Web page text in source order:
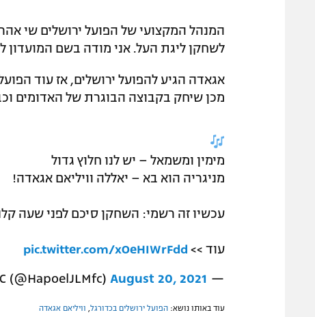
המנהל המקצועי של הפועל ירושלים שי
לשחקן ליגת העל. אני מודה בשם המועדון
אגאדה הגיע להפועל ירושלים, אז עוד
מכן שיחק בקבוצה הבוגרת של האדומים וכבש 26 שערים בליגה
מימין ומשמאל – יש לנו חלוץ גדול
מניגריה הוא בא – יאללה וויליאם אגאדה!
עכשיו זה רשמי: השחקן סיכם לפני שעה
עוד >> pic.twitter.com/xOeHIWrFdd
— Hapoel Jerusalem FC (@HapoelJLMfc)
August 20, 2021
עוד באותו נושא: הפועל ירושלים בכדורגל וויליאם אגאדה